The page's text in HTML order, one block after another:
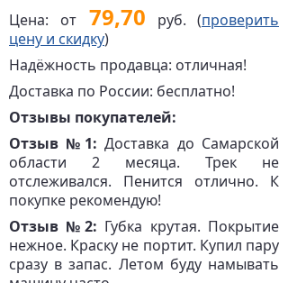
Цена: от79,70 руб. (проверить
цену и скидку)
Надёжность продавца: отличная!
Доставка по России: бесплатно!
Отзывы покупателей:
Отзыв №1:Доставка до Самарской
области 2 месяца. Трек не
отслеживался. Пенится отлично. К
покупке рекомендую!
Отзыв №2: Губка крутая. Покрытие
нежное. Краску не портит. Купил пару
сразу в запас. Летом буду намывать